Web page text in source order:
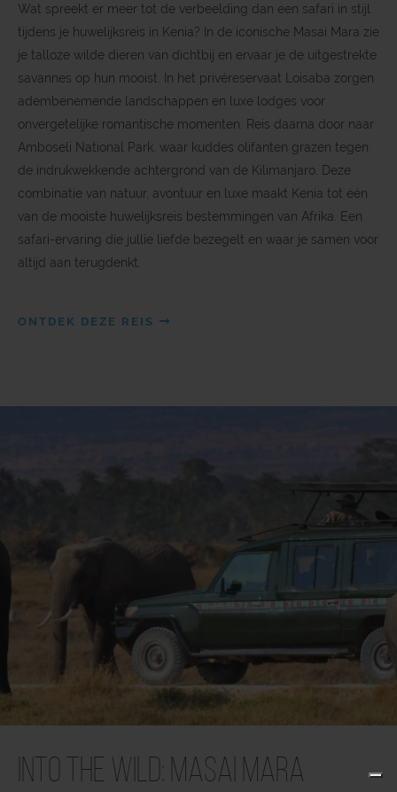
Wat spreekt er meer tot de verbeelding dan een safari in stijl
tijdens je huwelijksreis in Kenia? In de iconische Masai Mara zie
je talloze wilde dieren van dichtbij en ervaar je de uitgestrekte
savannes op hun mooist. In het privéreservaat Loisaba zorgen
adembenemende landschappen en luxe lodges voor
onvergetelijke romantische momenten. Reis daarna door naar
Amboseli National Park, waar kuddes olifanten grazen tegen
de indrukwekkende achtergrond van de Kilimanjaro. Deze
combinatie van natuur, avontuur en luxe maakt Kenia tot één
van de mooiste huwelijksreis bestemmingen van Afrika. Een
safari-ervaring die jullie liefde bezegelt en waar je samen voor
altijd aan terugdenkt.
ONTDEK DEZE REIS
Into the Wild: Masai Mara